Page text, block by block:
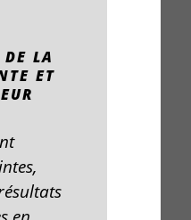
DE LA
ET
,